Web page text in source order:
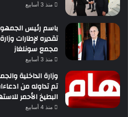
منذ 3 أسابيع
باسم رئيس
تقديره لإطارات
مجمع سونلغاز
منذ 3 أسابيع
وزارة الداخلية
تم تداوله من
البطيخ الأحمر
منذ 4 أسابيع